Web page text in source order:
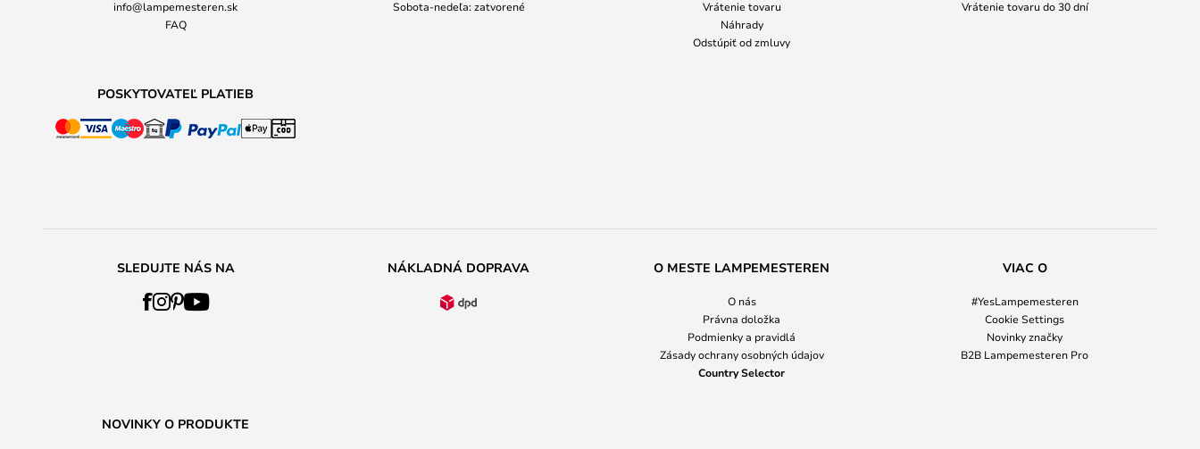
info@lampemesteren.sk
FAQ
Sobota-nedeľa: zatvorené
Vrátenie tovaru
Náhrady
Odstúpiť od zmluvy
Vrátenie tovaru do 30 dní
POSKYTOVATEĽ PLATIEB
SLEDUJTE NÁS NA NÁKLADNÁ DOPRAVA O MESTE LAMPEMESTEREN
O nás
Právna doložka
Podmienky a pravidlá
Zásady ochrany osobných údajov
Country Selector
VIAC O
#YesLampemesteren
Cookie Settings
Novinky značky
B2B Lampemesteren Pro
NOVINKY O PRODUKTE